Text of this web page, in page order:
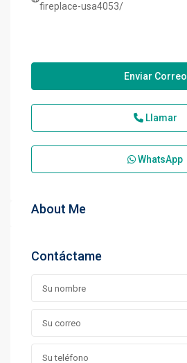
fireplace-usa4053/
Enviar Correo
Llamar
WhatsApp
About Me
Contáctame